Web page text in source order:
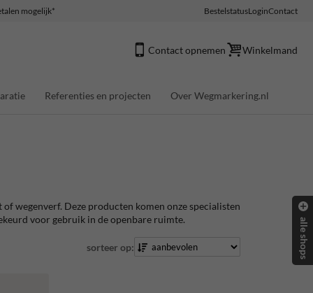
mogelijk* BestelstatusLoginContact
Contact opnemen Winkelmand
Referenties en projecten Over Wegmarkering.nl
wegenverf. Deze producten komen onze specialisten
voor gebruik in de openbare ruimte.
sorteer op: alle shops